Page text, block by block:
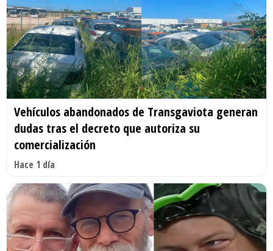
Vehículos abandonados de Transgaviota generan
dudas tras el decreto que autoriza su
comercialización
Hace 1 día